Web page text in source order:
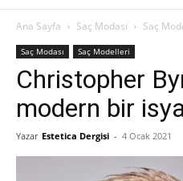
Ana Sayfa Saç Modası Saç
Saç Modası Saç Modelleri
Christopher
modern bir
Yazar Estetica Dergisi - 4 Ocak 2021